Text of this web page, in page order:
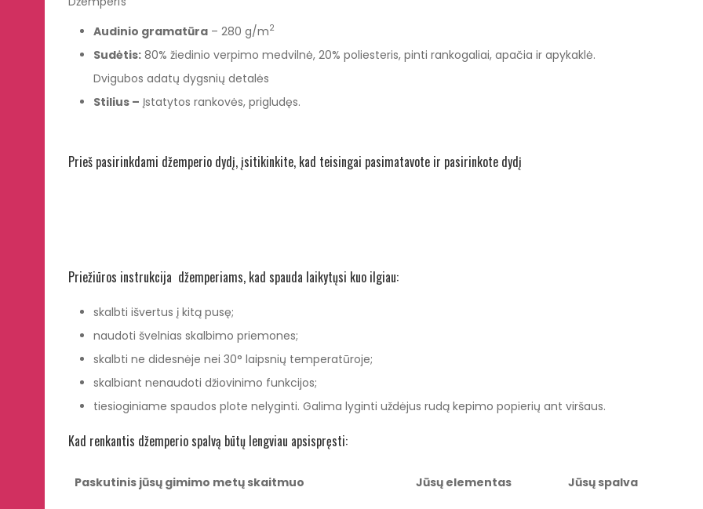
Audinio gramatūra – 280 g/m2
Sudėtis: 80% žiedinio verpimo medvilnė, 20% poliesteris, pinti rankogaliai, apačia ir apykaklė.
Dvigubos adatų dygsnių detalės
Stilius – Įstatytos rankovės, prigludęs.
Prieš pasirinkdami džemperio dydį, įsitikinkite, kad teisingai pasimatavote ir pasirinkote dydį
Priežiūros instrukcija džemperiams, kad spauda laikytųsi kuo ilgiau:
skalbti išvertus į kitą pusę;
naudoti švelnias skalbimo priemones;
skalbti ne didesnėje nei 30° laipsnių temperatūroje;
skalbiant nenaudoti džiovinimo funkcijos;
tiesioginiame spaudos plote nelyginti. Galima lyginti uždėjus rudą kepimo popierių ant viršaus.
Kad renkantis džemperio spalvą būtų lengviau apsispręsti:
Paskutinis jūsų gimimo metų skaitmuo Jūsų elementas Jūsų spalva